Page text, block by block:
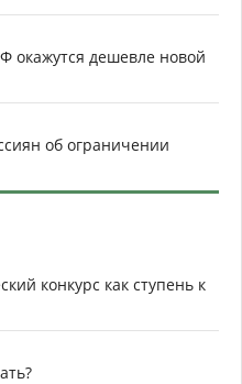
окажутся дешевле новой
об ограничении
конкурс как ступень к